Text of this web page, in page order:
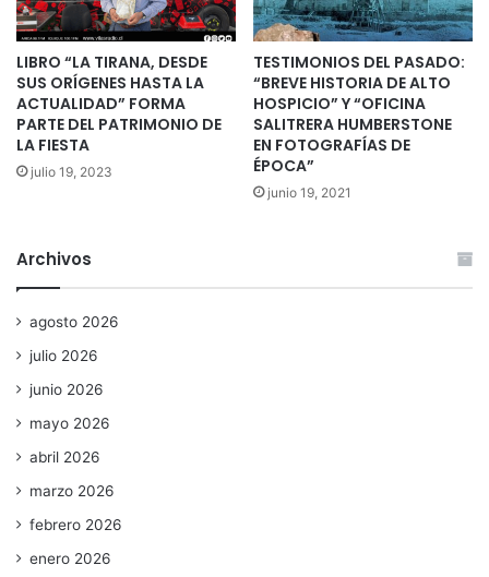
LIBRO “LA TIRANA, DESDE
SUS ORÍGENES HASTA LA
ACTUALIDAD” FORMA
PARTE DEL PATRIMONIO DE
LA FIESTA
julio 19, 2023
TESTIMONIOS DEL PASADO:
“BREVE HISTORIA DE ALTO
HOSPICIO” Y “OFICINA
SALITRERA HUMBERSTONE
EN FOTOGRAFÍAS DE
ÉPOCA”
junio 19, 2021
Archivos
agosto 2026
julio 2026
junio 2026
mayo 2026
abril 2026
marzo 2026
febrero 2026
enero 2026